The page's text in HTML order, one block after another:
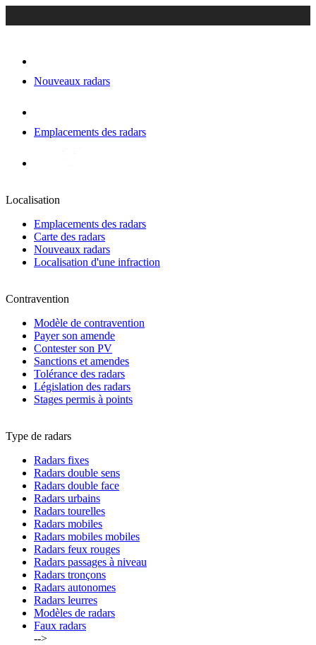
Nouveaux radars
Emplacements des radars
Localisation
Emplacements des radars
Carte des radars
Nouveaux radars
Localisation d'une infraction
Contravention
Modèle de contravention
Payer son amende
Contester son PV
Sanctions et amendes
Tolérance des radars
Législation des radars
Stages permis à points
Type de radars
Radars fixes
Radars double sens
Radars double face
Radars urbains
Radars tourelles
Radars mobiles
Radars mobiles mobiles
Radars feux rouges
Radars passages à niveau
Radars tronçons
Radars autonomes
Radars leurres
Modèles de radars
Faux radars
-->